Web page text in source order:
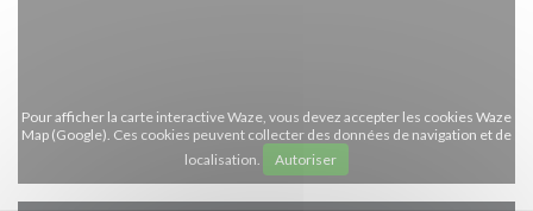
Pour afficher la carte interactive Waze, vous devez accepter les cookies Waze
Map (Google). Ces cookies peuvent collecter des données de navigation et de
localisation.
Autoriser